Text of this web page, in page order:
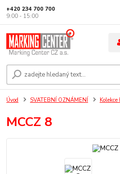
+420 234 700 700
9:00 - 15:00
Úvod SVATEBNÍ OZNÁMENÍ
MCCZ 8